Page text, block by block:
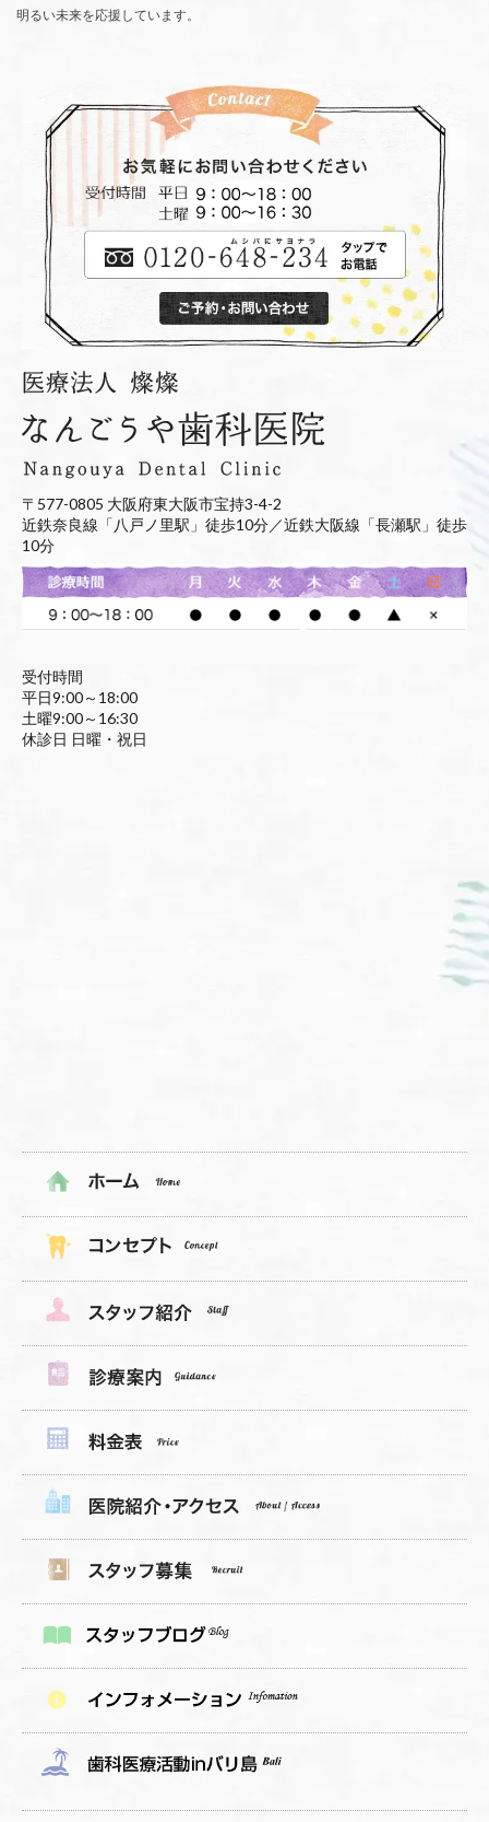
明るい未来を応援しています。
〒577-0805 大阪府東大阪市宝持3-4-2
近鉄奈良線「八戸ノ里駅」徒歩10分／近鉄大阪線「長瀬駅」徒歩
10分
受付時間
平日9:00～18:00
土曜9:00～16:30
休診日 日曜・祝日